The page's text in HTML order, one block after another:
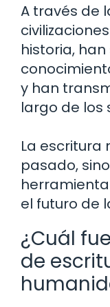
A través de
historia,
y han
largo de los
La escritura
pasado,
el futuro de
¿Cuál
de